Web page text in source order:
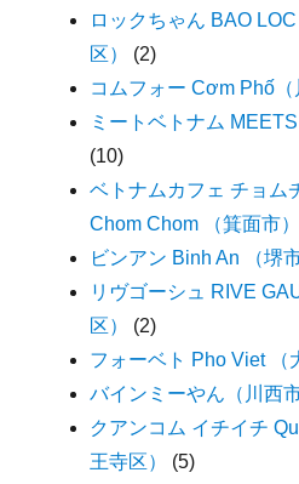
ロックちゃん BAO
区）
(2)
コムフォー Cơm Phố（
ミートベトナム
(10)
ベトナムカフェ チョム
Chom Chom （箕面市）
ビンアン Binh An （堺
リヴゴーシュ RIVE
区）
(2)
フォーベト Pho Viet （
バインミーやん（川西市
クアンコム イチイチ
王寺区）
(5)